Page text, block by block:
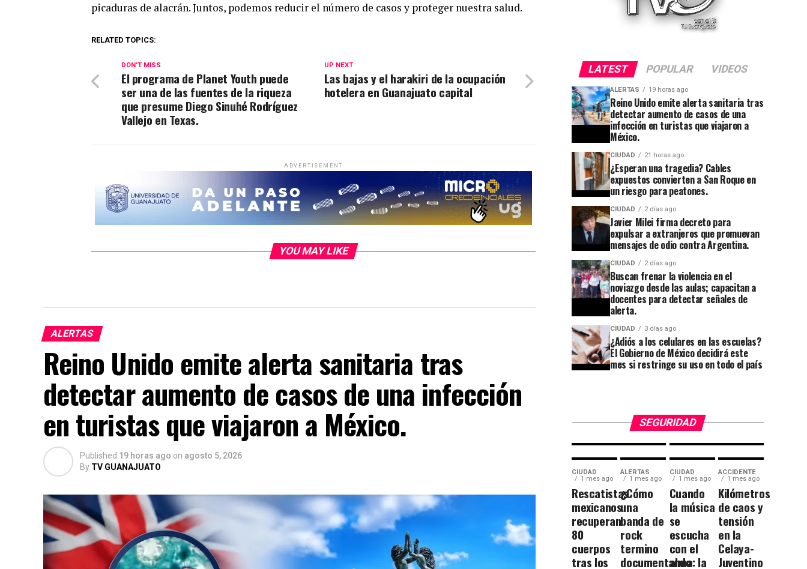
picaduras de alacrán. Juntos, podemos reducir el número de casos y proteger nuestra salud.
RELATED TOPICS:
UP NEXT
Las bajas y el harakiri de la ocupación
hotelera en Guanajuato capital
DON'T MISS
El programa de Planet Youth puede
ser una de las fuentes de la riqueza
que presume Diego Sinuhé Rodríguez
Vallejo en Texas.
ADVERTISEMENT
YOU MAY LIKE
ALERTAS
Reino Unido emite alerta sanitaria tras
detectar aumento de casos de una infección
en turistas que viajaron a México.
Published 19 horas ago on agosto 5, 2026
By TV GUANAJUATO
LATEST POPULAR VIDEOS
ALERTAS 19 horas ago
Reino Unido emite alerta sanitaria tras
detectar aumento de casos de una
infección en turistas que viajaron a
México.
CIUDAD 21 horas ago
¿Esperan una tragedia? Cables
expuestos convierten a San Roque en
un riesgo para peatones.
CIUDAD 2 días ago
Javier Milei firma decreto para
expulsar a extranjeros que promuevan
mensajes de odio contra Argentina.
CIUDAD 2 días ago
Buscan frenar la violencia en el
noviazgo desde las aulas; capacitan a
docentes para detectar señales de
alerta.
CIUDAD 3 días ago
¿Adiós a los celulares en las escuelas?
El Gobierno de México decidirá este
mes si restringe su uso en todo el país
SEGURIDAD
CIUDAD 1 semana ago
Guanajuato
se
apaga:
denuncian
abandono
en
Cuesta
China y
el
callejón
Momias.
CIUDAD 4 semanas ago
Después
años,
Tribunal
cierra el
caso
contra el
exagente
del
CISEN
de
participar
en el
Colosio.
CIUDAD
1 mes ago
Rescatistas
mexicanos
recuperan
80
cuerpos
tras los
ALERTAS
1 mes ago
¿Cómo
una
banda de
rock
termino
documentando
CIUDAD
1 mes ago
Cuando
la música
se
escucha
con el
alma: la
ACCIDENTE
1 mes ago
Kilómetros
de caos y
tensión
en la
Celaya-
Juventino